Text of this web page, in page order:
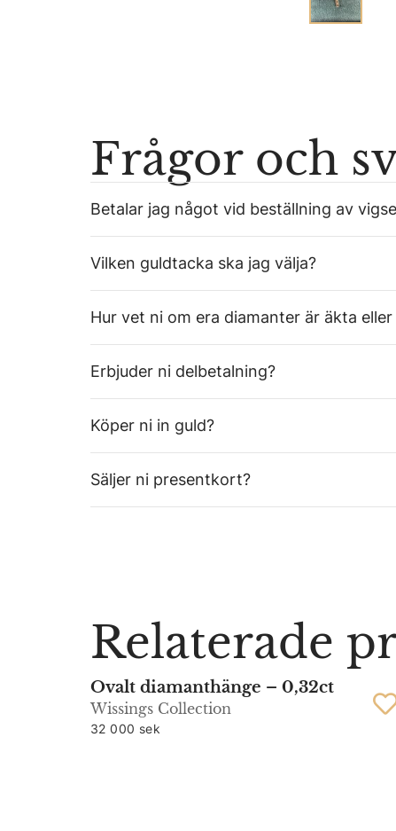
Frågor och
Betalar jag något vid beställning av
Vilken guldtacka ska jag välja?
Hur vet ni om era diamanter är äkta
Erbjuder ni delbetalning?
Köper ni in guld?
Säljer ni presentkort?
Relaterade
Ovalt diamanthänge – 0,32ct
Wissings Collection
32 000 sek